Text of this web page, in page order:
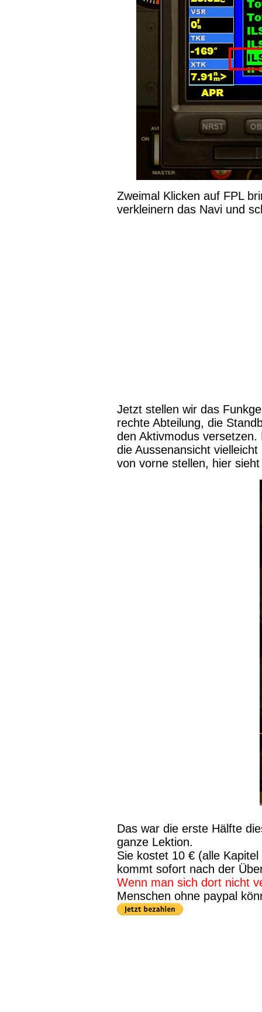
Zweimal Klicken auf FPL
verkleinern das Navi und
Jetzt stellen wir das
rechte Abteilung, die
den Aktivmodus
die Aussenansicht
von vorne stellen, hier
Das war die erste Hälfte
ganze Lektion.
Sie kostet 10 € (alle
kommt sofort nach der
Wenn man sich dort nicht
Menschen ohne paypal